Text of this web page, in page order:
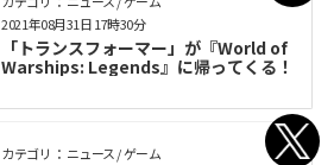
「トランスフォーマー」が『World of
Warships: Legends』に帰ってくる！
2021年08月31日 17時30分
カテゴリ： ニュース / ゲーム